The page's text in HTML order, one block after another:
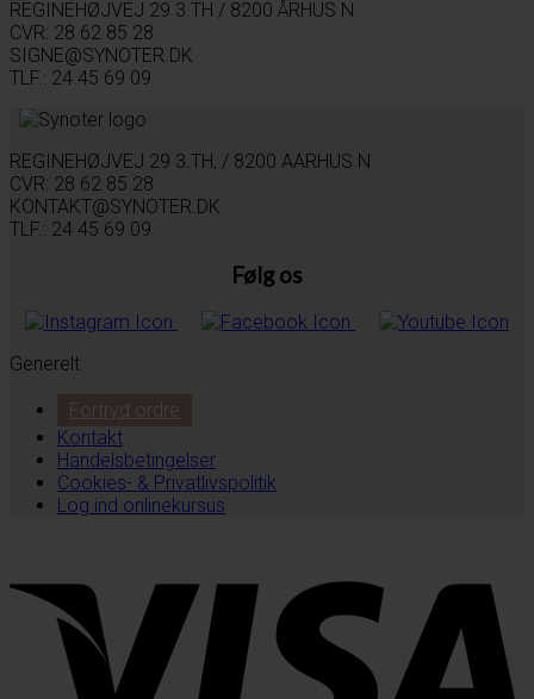
REGINEHØJVEJ 29 3.TH / 8200 ÅRHUS N
CVR: 28 62 85 28
SIGNE@SYNOTER.DK
TLF.: 24 45 69 09
REGINEHØJVEJ 29 3.TH, / 8200 AARHUS N
CVR: 28 62 85 28
KONTAKT@SYNOTER.DK
TLF.: 24 45 69 09
Følg os
Generelt
Fortryd ordre
Kontakt
Handelsbetingelser
Cookies- & Privatlivspolitik
Log ind onlinekursus